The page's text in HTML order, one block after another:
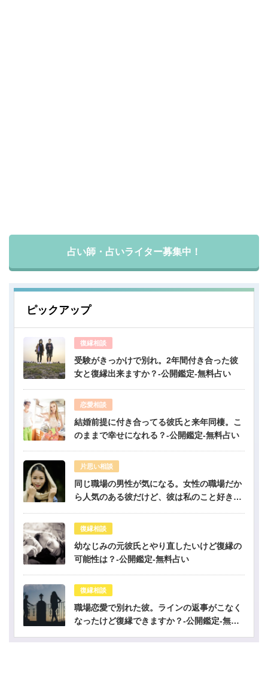
占い師・占いライター募集中！
ピックアップ
復縁相談
受験がきっかけで別れ。2年間付き合った彼
女と復縁出来ますか？-公開鑑定-無料占い
恋愛相談
結婚前提に付き合ってる彼氏と来年同棲。こ
のままで幸せになれる？-公開鑑定-無料占い
片思い相談
同じ職場の男性が気になる。女性の職場だか
ら人気のある彼だけど、彼は私のこと好き？-
復縁相談
幼なじみの元彼氏とやり直したいけど復縁の
可能性は？-公開鑑定-無料占い
復縁相談
職場恋愛で別れた彼。ラインの返事がこなく
なったけど復縁できますか？-公開鑑定-無料